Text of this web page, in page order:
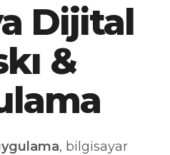
Dijital
&
, bilgisayar